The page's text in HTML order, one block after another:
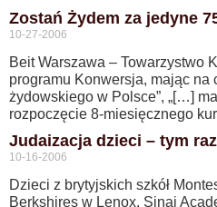
Zostań Żydem za jedyne
10-27-2006
Beit Warszawa – Towarzystwo
programu Konwersja, mając na
żydowskiego w Polsce”, „[…]
rozpoczęcie 8-miesięcznego
Judaizacja dzieci – tym
10-16-2006
Dzieci z brytyjskich szkół
Berkshires w Lenox, Sinai